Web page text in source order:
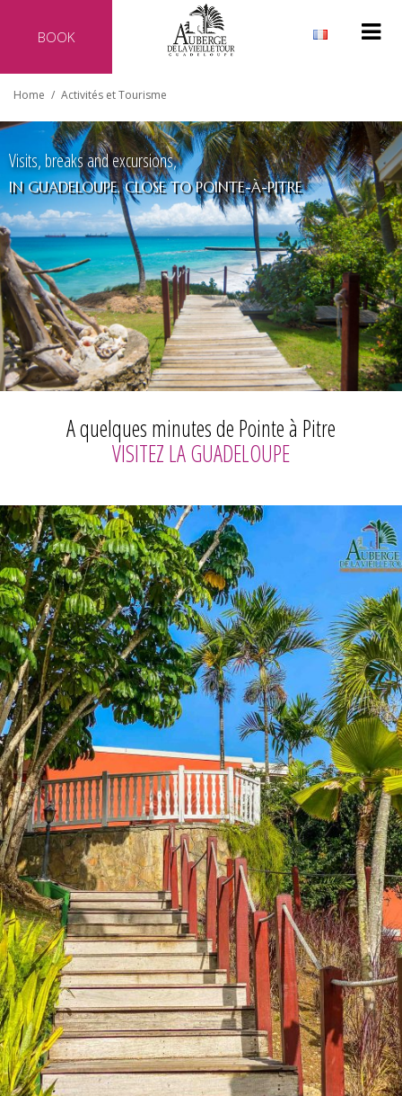
BOOK
Home / Activités et Tourisme
Best rate guaranteed
No additional costs
Secure transaction
A quelques minutes de Pointe à Pitre
VISITEZ LA GUADELOUPE